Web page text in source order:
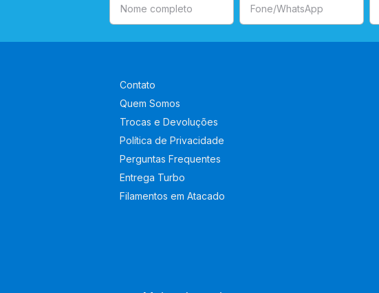
Contato
Quem Somos
Trocas e Devoluções
Política de Privacidade
Perguntas Frequentes
Entrega Turbo
Filamentos em Atacado